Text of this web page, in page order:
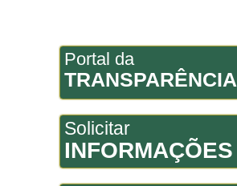
Portal da
TRANSPARÊNCIA
Solicitar
INFORMAÇÕES